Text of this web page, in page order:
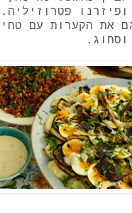
את הקערות עם